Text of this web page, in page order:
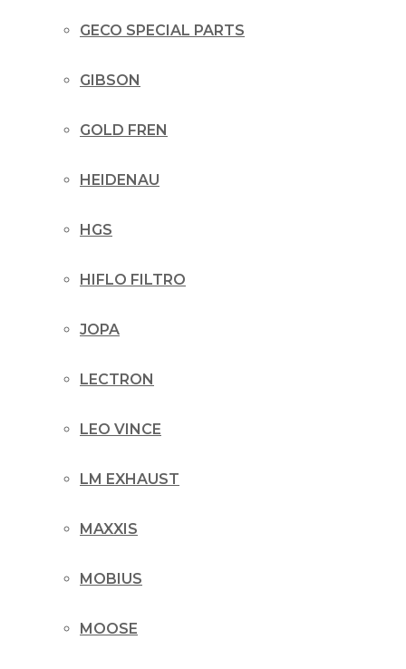
GECO SPECIAL PARTS
GIBSON
GOLD FREN
HEIDENAU
HGS
HIFLO FILTRO
JOPA
LECTRON
LEO VINCE
LM EXHAUST
MAXXIS
MOBIUS
MOOSE